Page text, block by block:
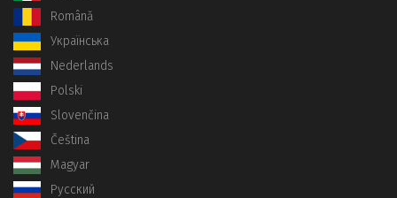
Română
Українська
Nederlands
Polski
Slovenčina
Čeština
Magyar
Русский